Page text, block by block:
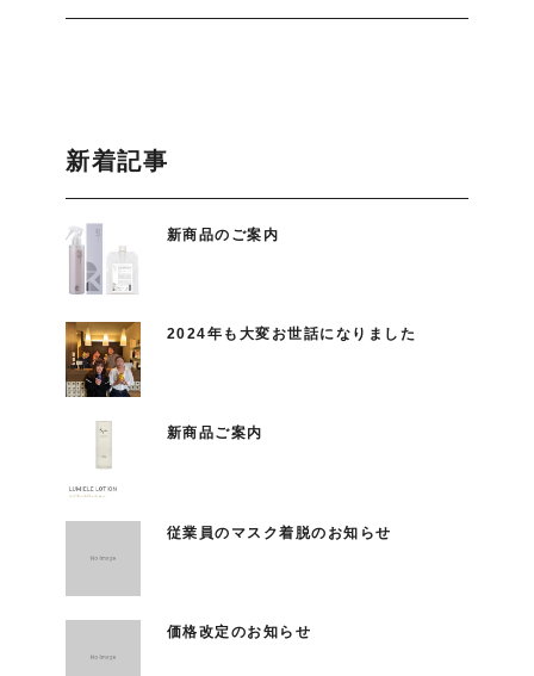
新着記事
新商品のご案内
2024年も大変お世話になりました
新商品ご案内
従業員のマスク着脱のお知らせ
価格改定のお知らせ